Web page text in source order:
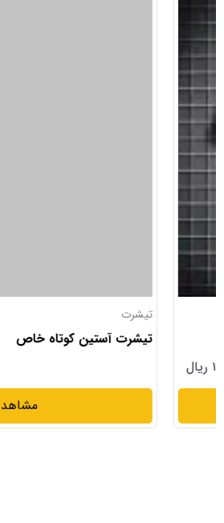
تیشرت آستین کوتاه خاص
مشاهده محصول